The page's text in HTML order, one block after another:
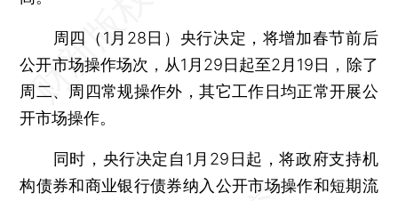
周四（1月28日）央行决定，将增加春节前后
公开市场操作场次，从1月29日起至2月19日，除了
周二、周四常规操作外，其它工作日均正常开展公
开市场操作。
同时，央行决定自1月29日起，将政府支持机
构债券和商业银行债券纳入公开市场操作和短期流